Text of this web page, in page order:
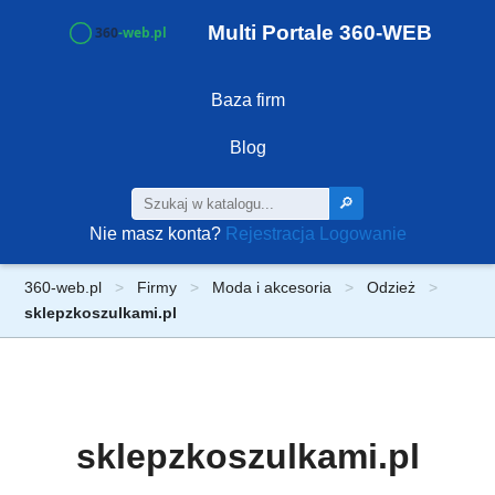
Multi Portale 360-WEB
Baza firm
Blog
🔎
Nie masz konta? Rejestracja Logowanie
360-web.pl Firmy Moda i akcesoria
Odzież
sklepzkoszulkami.pl
sklepzkoszulkami.pl